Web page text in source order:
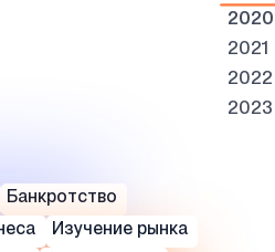
2020
2021
2022
2023
Банкротство
Изучение рынка